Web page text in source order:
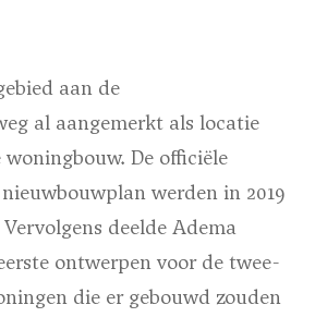
aan de
al aangemerkt als locatie
De officiële
werden in 2019
deelde Adema
ontwerpen voor de twee-
die er gebouwd zouden